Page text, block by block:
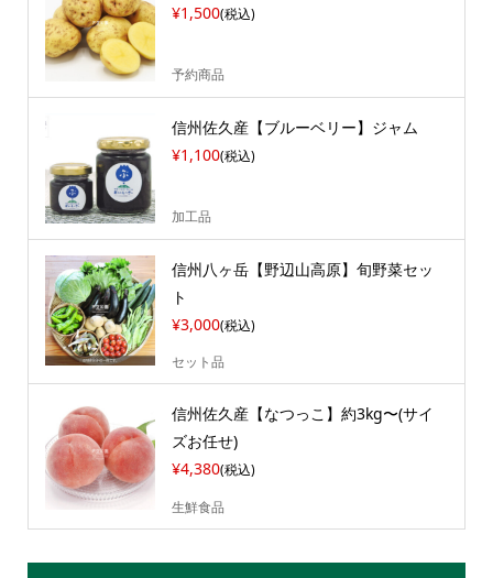
¥1,500(税込)
予約商品
信州佐久産【ブルーベリー】ジャム
¥1,100(税込)
加工品
信州八ヶ岳【野辺山高原】旬野菜セッ
ト
¥3,000(税込)
セット品
信州佐久産【なつっこ】約3kg〜(サイ
ズお任せ)
¥4,380(税込)
生鮮食品